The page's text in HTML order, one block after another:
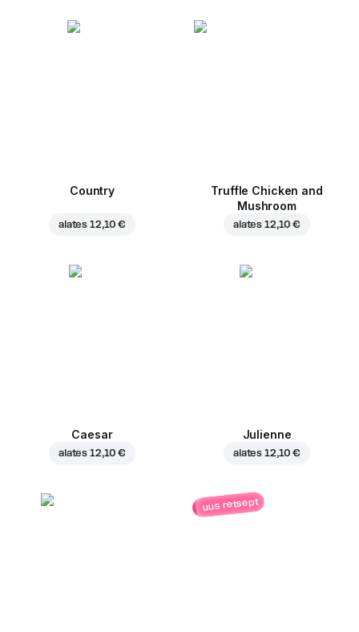
Country
alates 12,10 €
Truffle Chicken and
Mushroom
alates 12,10 €
Caesar
alates 12,10 €
Julienne
alates 12,10 €
uus retsept